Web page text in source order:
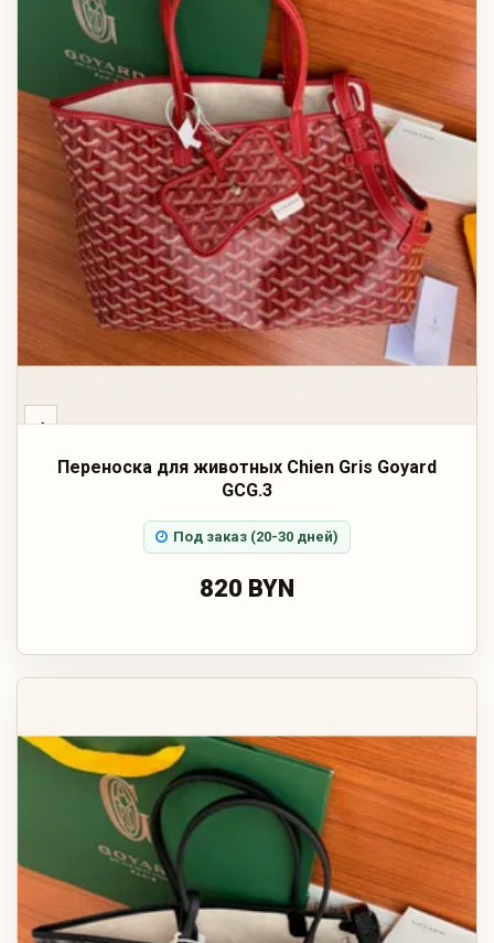
‹
Переноска для животных Chien Gris Goyard
GCG.3
Под заказ (20-30 дней)
820 BYN